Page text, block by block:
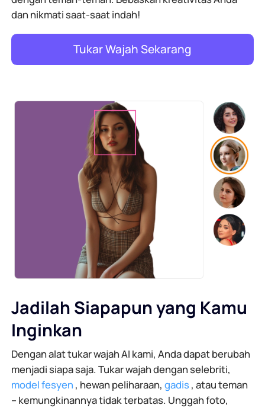
dan nikmati saat-saat indah!
Tukar Wajah Sekarang
Jadilah Siapapun yang Kamu
Inginkan
Dengan alat tukar wajah AI kami, Anda dapat berubah
menjadi siapa saja. Tukar wajah dengan selebriti,
model fesyen , hewan peliharaan,gadis, atau teman
– kemungkinannya tidak terbatas. Unggah foto,